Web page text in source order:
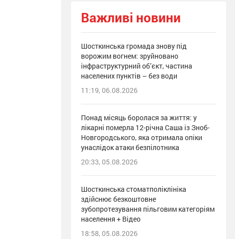
Важливі новини
Шосткинська громада знову під
ворожим вогнем: зруйновано
інфраструктурний об’єкт, частина
населених пунктів – без води
11:19, 06.08.2026
Понад місяць боролася за життя: у
лікарні померла 12-річна Саша із Зноб-
Новгородського, яка отримала опіки
унаслідок атаки безпілотника
20:33, 05.08.2026
Шосткинська стоматполіклініка
здійснює безкоштовне
зубопротезування пільговим категоріям
населення + Відео
18:58, 05.08.2026